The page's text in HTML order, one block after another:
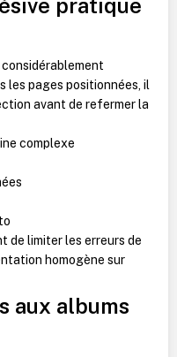
pratique
les pages positionnées, il
avant de refermer la
complexe
de limiter les erreurs de
homogène sur
aux albums